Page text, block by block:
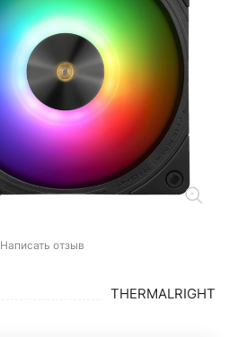
Написать отзыв
THERMALRIGHT